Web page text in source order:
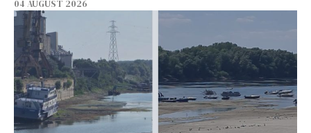
04 AUGUST 2026